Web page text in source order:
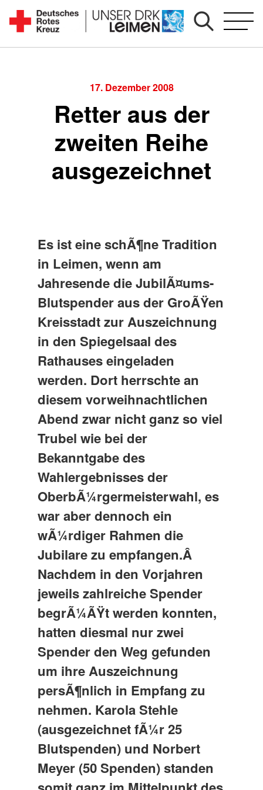
Zum
Inhalt
springen
1892
17. Dezember 2008
Retter aus der
zweiten Reihe
ausgezeichnet
Es ist eine schÃ¶ne Tradition
in Leimen, wenn am
Jahresende die JubilÃ¤ums-
Blutspender aus der GroÃŸen
Kreisstadt zur Auszeichnung
in den Spiegelsaal des
Rathauses eingeladen
werden. Dort herrschte an
diesem vorweihnachtlichen
Abend zwar nicht ganz so viel
Trubel wie bei der
Bekanntgabe des
Wahlergebnisses der
OberbÃ¼rgermeisterwahl, es
war aber dennoch ein
wÃ¼rdiger Rahmen die
Jubilare zu empfangen.Â
Nachdem in den Vorjahren
jeweils zahlreiche Spender
begrÃ¼ÃŸt werden konnten,
hatten diesmal nur zwei
Spender den Weg gefunden
um ihre Auszeichnung
persÃ¶nlich in Empfang zu
nehmen. Karola Stehle
(ausgezeichnet fÃ¼r 25
Blutspenden) und Norbert
Meyer (50 Spenden) standen